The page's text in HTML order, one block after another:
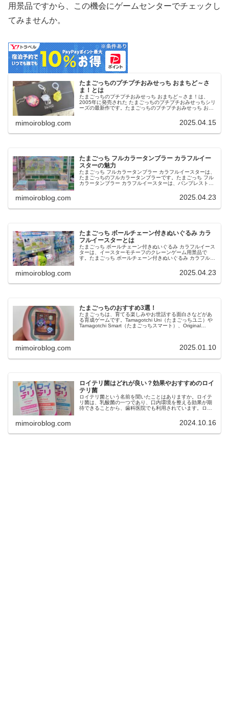
用景品ですから、この機会にゲームセンターでチェックし
てみませんか。
たまごっちのプチプチおみせっち おまちど～さ
ま！とは
たまごっちのプチプチおみせっち おまちど～さま！は、
2005年に発売された たまごっちのプチプチおみせっちシリ
ーズの最新作です。たまごっちのプチプチおみせっち おま
mimoiroblog.com 2025.04.15
たまごっち フルカラータンブラー カラフルイー
スターの魅力
たまごっち フルカラータンブラー カラフルイースターは、
たまごっちのフルカラータンブラーです。たまごっち フル
カラータンブラー カラフルイースターは、バンプレスト限
mimoiroblog.com 2025.04.23
たまごっち ボールチェーン付きぬいぐるみ カラ
フルイースターとは
たまごっち ボールチェーン付きぬいぐるみ カラフルイース
ターは、イースターモチーフのクレーンゲーム用景品で
す。たまごっち ボールチェーン付きぬいぐるみ カラフルイ
mimoiroblog.com 2025.04.23
たまごっちのおすすめ3選！
たまごっちは、育てる楽しみやお世話する面白さなどがあ
る育成ゲームです。Tamagotchi Uni（たまごっちユニ）や
Tamagotchi Smart（たまごっちスマート）、Original
mimoiroblog.com 2025.01.10
ロイテリ菌はどれが良い？効果やおすすめのロイ
テリ菌
ロイテリ菌という名前を聞いたことはありますか。ロイテ
リ菌は、乳酸菌の一つであり、口内環境を整える効果が期
待できることから、歯科医院でも利用されています。ロイ
mimoiroblog.com 2024.10.16